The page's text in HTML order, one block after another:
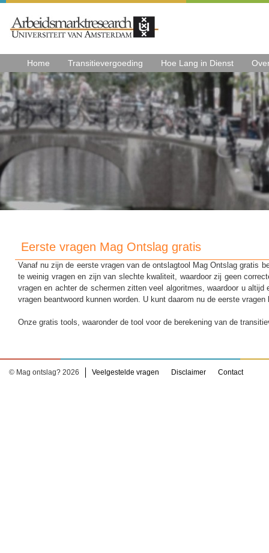
Home Transitievergoeding Hoe Lang in Dienst
Eerste vragen Mag Ontslag gratis
Vanaf nu zijn de eerste vragen van de ontslagtool Mag Ontslag gratis
te weinig vragen en zijn van slechte kwaliteit, waardoor zij geen
vragen en achter de schermen zitten veel algoritmes, waardoor u
vragen beantwoord kunnen worden. U kunt daarom nu de eerste
Onze gratis tools, waaronder de tool voor de berekening van de
© Mag ontslag? 2026 Veelgestelde vragen Disclaimer Contact